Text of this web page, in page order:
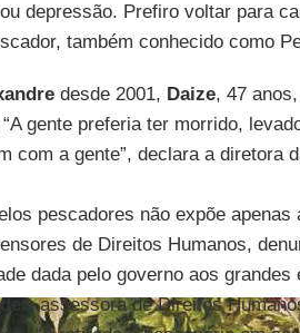
depressão. Prefiro voltar para
também conhecido como
desde 2001, Daize, 47
gente preferia ter morrido,
com a gente”, declara a diretora
pescadores não expõe apenas
de Direitos Humanos,
dada pelo governo aos
, assessora de Direitos